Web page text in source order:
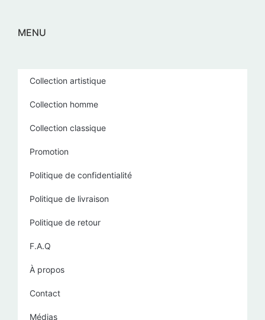
MENU
Collection artistique
Collection homme
Collection classique
Promotion
Politique de confidentialité
Politique de livraison
Politique de retour
F.A.Q
À propos
Contact
Médias